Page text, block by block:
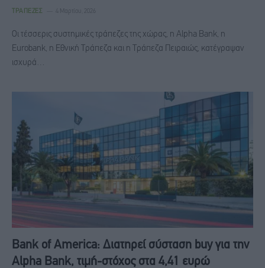
ΤΡΆΠΕΖΕΣ 4 Μαρτίου, 2026
Οι τέσσερις συστημικές τράπεζες της χώρας, η Alpha Bank, η
Eurobank, η Εθνική Τράπεζα και η Τράπεζα Πειραιώς, κατέγραψαν
ισχυρά…
Bank of America: Διατηρεί σύσταση buy για την
Alpha Bank, τιμή-στόχος στα 4,41 ευρώ